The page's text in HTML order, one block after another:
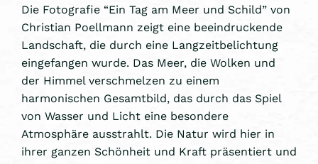
Die Fotografie “Ein Tag am Meer und Schild” von
Christian Poellmann zeigt eine beeindruckende
Landschaft, die durch eine Langzeitbelichtung
eingefangen wurde. Das Meer, die Wolken und
der Himmel verschmelzen zu einem
harmonischen Gesamtbild, das durch das Spiel
von Wasser und Licht eine besondere
Atmosphäre ausstrahlt. Die Natur wird hier in
ihrer ganzen Schönheit und Kraft präsentiert und